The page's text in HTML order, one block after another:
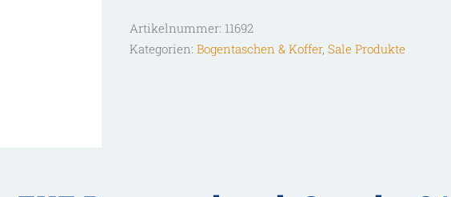
24
Menge
Artikelnummer: 11692
Kategorien: Bogentaschen & Koffer, Sale Produkte